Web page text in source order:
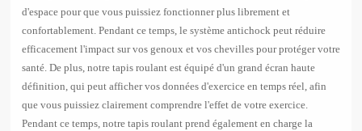
d'espace pour que vous puissiez fonctionner plus librement et
confortablement. Pendant ce temps, le système antichock peut réduire
efficacement l'impact sur vos genoux et vos chevilles pour protéger votre
santé. De plus, notre tapis roulant est équipé d'un grand écran haute
définition, qui peut afficher vos données d'exercice en temps réel, afin
que vous puissiez clairement comprendre l'effet de votre exercice.
Pendant ce temps, notre tapis roulant prend également en charge la